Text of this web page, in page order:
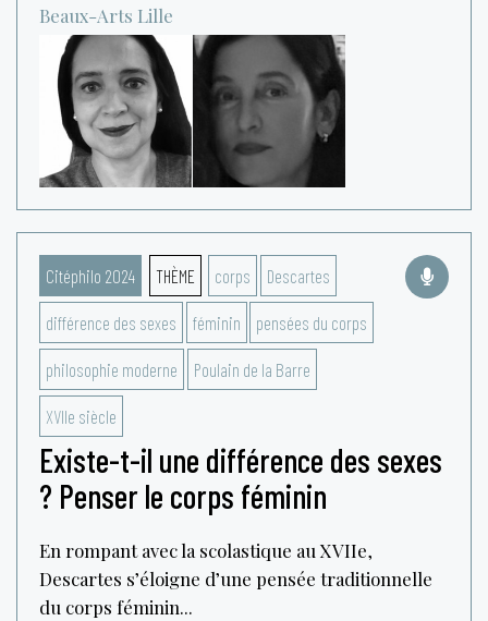
Beaux-Arts Lille
Citéphilo 2024 THÈME corps Descartes
différence des sexes féminin pensées du corps
philosophie moderne Poulain de la Barre
XVIIe siècle
Existe-t-il une différence des sexes
? Penser le corps féminin
En rompant avec la scolastique au XVIIe,
Descartes s’éloigne d’une pensée traditionnelle
du corps féminin...